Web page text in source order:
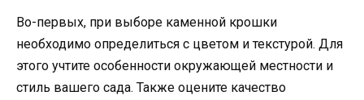
Во-первых, при выборе каменной крошки
необходимо определиться с цветом и текстурой. Для
этого учтите особенности окружающей местности и
стиль вашего сада. Также оцените качество